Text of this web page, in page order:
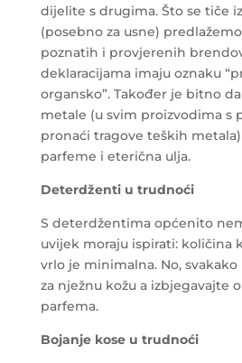
dijelite s drugima. Što se tiče
(posebno za usne)
poznatih i provjerenih
deklaracijama imaju oznaku
organsko”. Također je bitno
metale (u svim proizvodima s
pronaći tragove teških
parfeme i eterična ulja.
Deterdženti u trudnoći
S deterdžentima općenito
uvijek moraju ispirati: količina
vrlo je minimalna. No,
za nježnu kožu a izbjegavajte
parfema.
Bojanje kose u trudnoći